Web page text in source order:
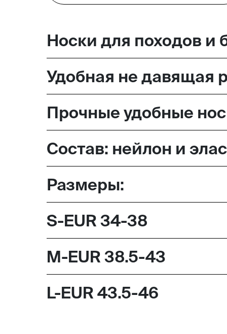
Большая Новодмитровская,
вход 10, 3 этаж, КП «Дизайн
Носки для походов и
Удобная не давящая
Прочные удобные
Состав: нейлон и
Размеры:
S-EUR 34-38
M-EUR 38.5-43
L-EUR 43.5-46